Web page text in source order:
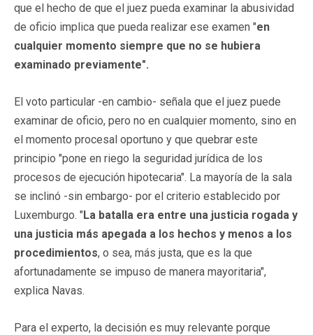
que el hecho de que el juez pueda examinar la abusividad
de oficio implica que pueda realizar ese examen "en
cualquier momento siempre que no se hubiera
examinado previamente".
El voto particular -en cambio- señala que el juez puede
examinar de oficio, pero no en cualquier momento, sino en
el momento procesal oportuno y que quebrar este
principio "pone en riego la seguridad jurídica de los
procesos de ejecución hipotecaria". La mayoría de la sala
se inclinó -sin embargo- por el criterio establecido por
Luxemburgo. "La batalla era entre una justicia rogada y
una justicia más apegada a los hechos y menos a los
procedimientos, o sea, más justa, que es la que
afortunadamente se impuso de manera mayoritaria",
explica Navas.
Para el experto, la decisión es muy relevante porque